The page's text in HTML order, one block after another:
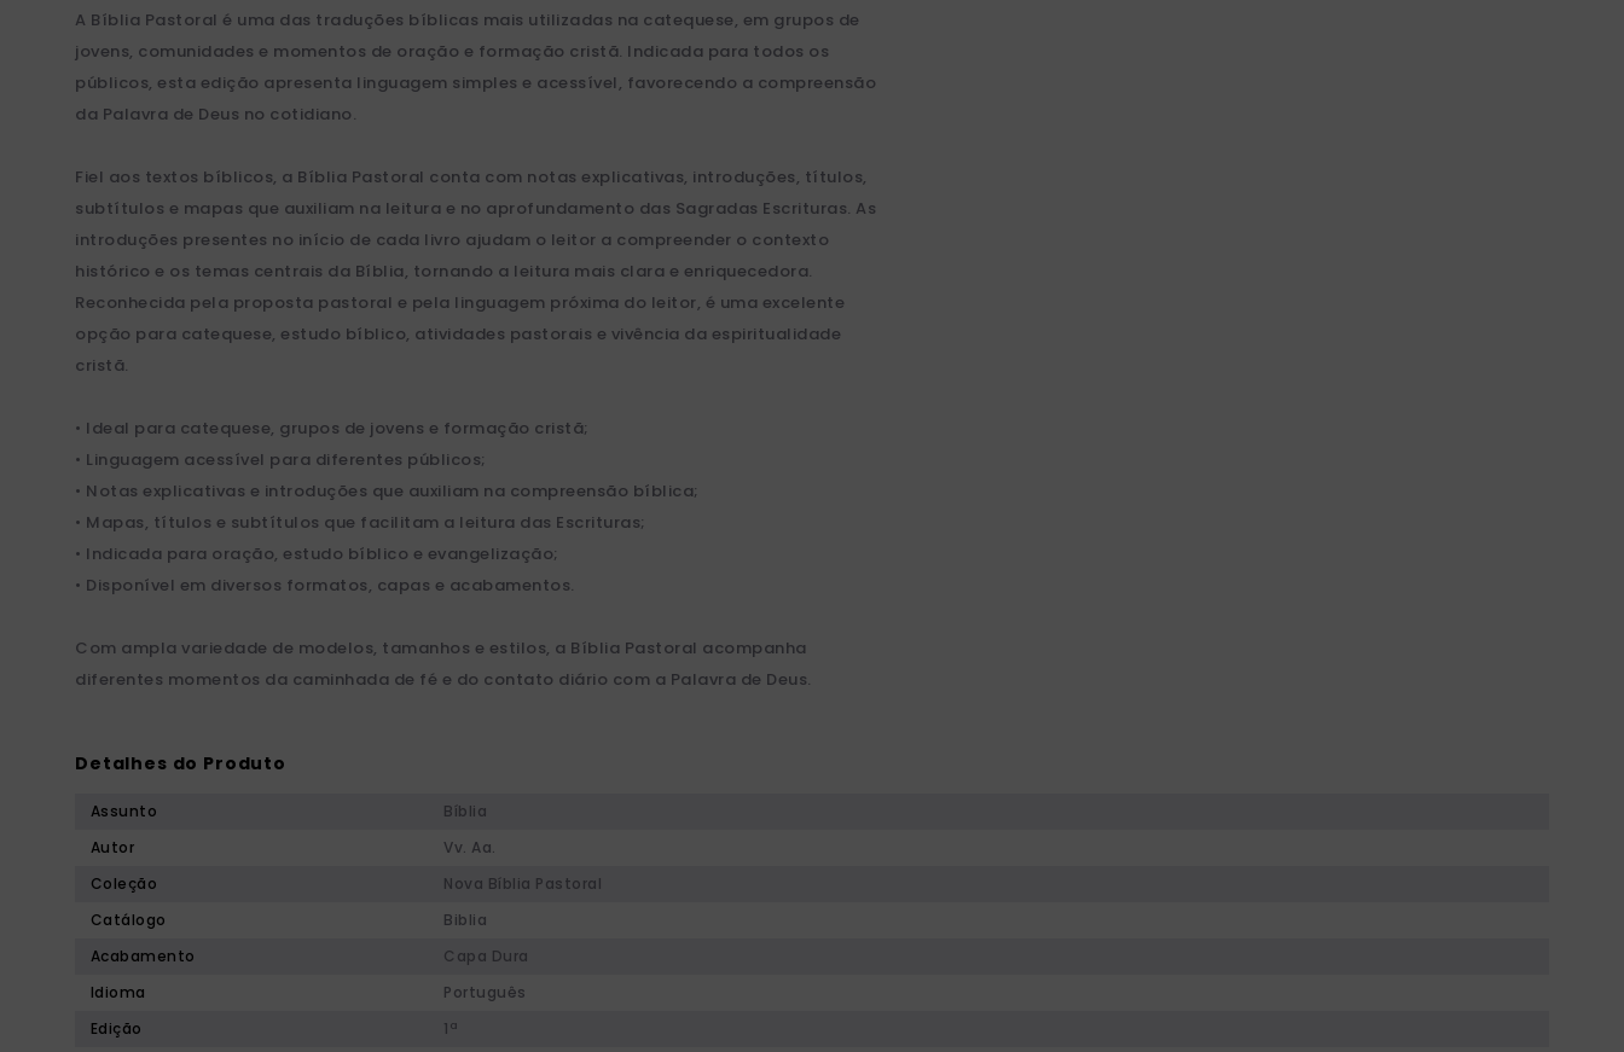
A Bíblia Pastoral é uma das traduções bíblicas mais utilizadas na catequese, em grupos de
jovens, comunidades e momentos de oração e formação cristã. Indicada para todos os
públicos, esta edição apresenta linguagem simples e acessível, favorecendo a compreensão
da Palavra de Deus no cotidiano.
Fiel aos textos bíblicos, a Bíblia Pastoral conta com notas explicativas, introduções, títulos,
subtítulos e mapas que auxiliam na leitura e no aprofundamento das Sagradas Escrituras. As
introduções presentes no início de cada livro ajudam o leitor a compreender o contexto
histórico e os temas centrais da Bíblia, tornando a leitura mais clara e enriquecedora.
Reconhecida pela proposta pastoral e pela linguagem próxima do leitor, é uma excelente
opção para catequese, estudo bíblico, atividades pastorais e vivência da espiritualidade
cristã.
• Ideal para catequese, grupos de jovens e formação cristã;
• Linguagem acessível para diferentes públicos;
• Notas explicativas e introduções que auxiliam na compreensão bíblica;
• Mapas, títulos e subtítulos que facilitam a leitura das Escrituras;
• Indicada para oração, estudo bíblico e evangelização;
• Disponível em diversos formatos, capas e acabamentos.
Com ampla variedade de modelos, tamanhos e estilos, a Bíblia Pastoral acompanha
diferentes momentos da caminhada de fé e do contato diário com a Palavra de Deus.
Detalhes do Produto
Assunto
Bíblia
Autor
Vv. Aa.
Coleção
Nova Bíblia Pastoral
Catálogo
Biblia
Acabamento
Capa Dura
Idioma
Português
Edição
1ª